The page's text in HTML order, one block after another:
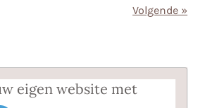
Volgende »
eigen website met